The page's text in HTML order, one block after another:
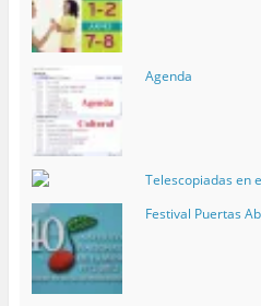
Agenda
Telescopiadas en
Festival Puertas